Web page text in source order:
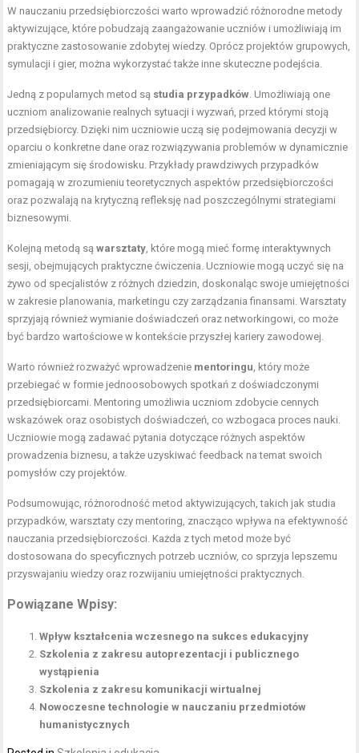
W nauczaniu przedsiębiorczości warto wprowadzić różnorodne metody
aktywizujące, które pobudzają zaangażowanie uczniów i umożliwiają im
praktyczne zastosowanie zdobytej wiedzy. Oprócz projektów grupowych,
symulacji i gier, można wykorzystać także inne skuteczne podejścia.
Jedną z popularnych metod są studia przypadków . Umożliwiają one
uczniom analizowanie realnych sytuacji i wyzwań, przed którymi stoją
przedsiębiorcy. Dzięki nim uczniowie uczą się podejmowania decyzji w
oparciu o konkretne dane oraz rozwiązywania problemów w dynamicznie
zmieniającym się środowisku. Przykłady prawdziwych przypadków
pomagają w zrozumieniu teoretycznych aspektów przedsiębiorczości
oraz pozwalają na krytyczną refleksję nad poszczególnymi strategiami
biznesowymi.
Kolejną metodą sąwarsztaty , które mogą mieć formę interaktywnych
sesji, obejmujących praktyczne ćwiczenia. Uczniowie mogą uczyć się na
żywo od specjalistów z różnych dziedzin, doskonaląc swoje umiejętności
w zakresie planowania, marketingu czy zarządzania finansami. Warsztaty
sprzyjają również wymianie doświadczeń oraz networkingowi, co może
być bardzo wartościowe w kontekście przyszłej kariery zawodowej.
Warto również rozważyć wprowadzenie mentoringu , który może
przebiegać w formie jednoosobowych spotkań z doświadczonymi
przedsiębiorcami. Mentoring umożliwia uczniom zdobycie cennych
wskazówek oraz osobistych doświadczeń, co wzbogaca proces nauki.
Uczniowie mogą zadawać pytania dotyczące różnych aspektów
prowadzenia biznesu, a także uzyskiwać feedback na temat swoich
pomysłów czy projektów.
Podsumowując, różnorodność metod aktywizujących, takich jak studia
przypadków, warsztaty czy mentoring, znacząco wpływa na efektywność
nauczania przedsiębiorczości. Każda z tych metod może być
dostosowana do specyficznych potrzeb uczniów, co sprzyja lepszemu
przyswajaniu wiedzy oraz rozwijaniu umiejętności praktycznych.
Powiązane Wpisy:
Wpływ kształcenia wczesnego na sukces edukacyjny
Szkolenia z zakresu autoprezentacji i publicznego
wystąpienia
Szkolenia z zakresu komunikacji wirtualnej
Nowoczesne technologie w nauczaniu przedmiotów
humanistycznych